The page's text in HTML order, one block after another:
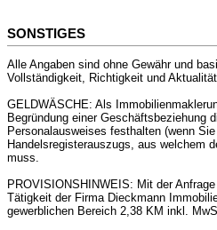
SONSTIGES
Alle Angaben sind ohne Gewähr und
Vollständigkeit, Richtigkeit und
GELDWÄSCHE: Als
Begründung einer Geschäftsbeziehung
Personalausweises festhalten (wenn
Handelsregisterauszugs, aus welchem
muss.
PROVISIONSHINWEIS: Mit der
Tätigkeit der Firma Dieckmann
gewerblichen Bereich 2,38 KM inkl.